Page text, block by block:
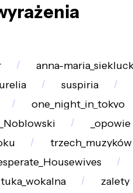
anna-
suspiria
one_night_in_tokyo
_opowie
trzech_muzyków
zalety